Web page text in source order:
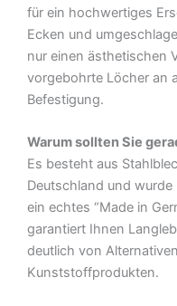
für ein hochwertiges
Ecken und
nur einen ästhetischen
vorgebohrte Löcher an
Befestigung.
Warum sollten Sie
Es besteht aus
Deutschland und
ein echtes “Made in
garantiert Ihnen
deutlich von
Kunststoffprodukten.